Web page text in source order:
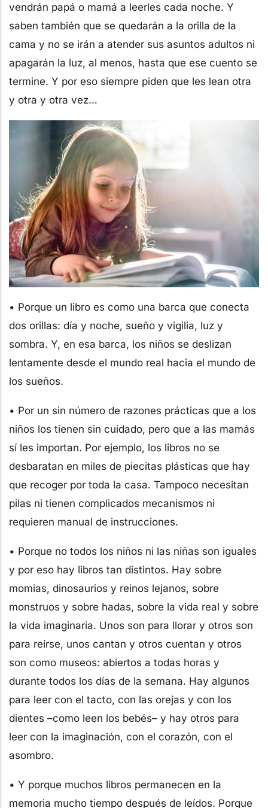
vendrán papá o mamá a leerles cada noche. Y
saben también que se quedarán a la orilla de la
cama y no se irán a atender sus asuntos adultos ni
apagarán la luz, al menos, hasta que ese cuento se
termine. Y por eso siempre piden que les lean otra
y otra y otra vez…
• Porque un libro es como una barca que conecta
dos orillas: día y noche, sueño y vigilia, luz y
sombra. Y, en esa barca, los niños se deslizan
lentamente desde el mundo real hacia el mundo de
los sueños.
• Por un sin número de razones prácticas que a los
niños los tienen sin cuidado, pero que a las mamás
sí les importan. Por ejemplo, los libros no se
desbaratan en miles de piecitas plásticas que hay
que recoger por toda la casa. Tampoco necesitan
pilas ni tienen complicados mecanismos ni
requieren manual de instrucciones.
• Porque no todos los niños ni las niñas son iguales
y por eso hay libros tan distintos. Hay sobre
momias, dinosaurios y reinos lejanos, sobre
monstruos y sobre hadas, sobre la vida real y sobre
la vida imaginaria. Unos son para llorar y otros son
para reírse, unos cantan y otros cuentan y otros
son como museos: abiertos a todas horas y
durante todos los días de la semana. Hay algunos
para leer con el tacto, con las orejas y con los
dientes –como leen los bebés– y hay otros para
leer con la imaginación, con el corazón, con el
asombro.
• Y porque muchos libros permanecen en la
memoria mucho tiempo después de leídos. Porque